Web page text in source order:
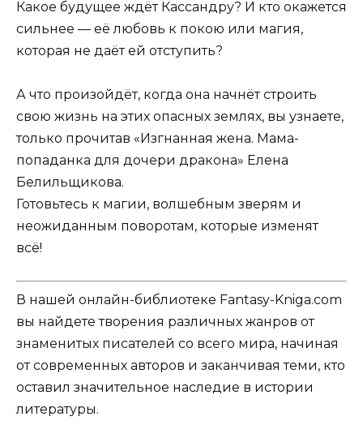
Какое будущее ждёт Кассандру? И кто окажется
сильнее — её любовь к покою или магия,
которая не даёт ей отступить?
А что произойдёт, когда она начнёт строить
свою жизнь на этих опасных землях, вы узнаете,
только прочитав «Изгнанная жена. Мама-
попаданка для дочери дракона» Елена
Белильщикова.
Готовьтесь к магии, волшебным зверям и
неожиданным поворотам, которые изменят
всё!
В нашей онлайн-библиотеке Fantasy-Kniga.com
вы найдете творения различных жанров от
знаменитых писателей со всего мира, начиная
от современных авторов и заканчивая теми, кто
оставил значительное наследие в истории
литературы.